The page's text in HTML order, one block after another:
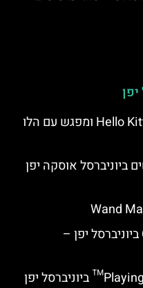
יפן
מתקן Hello Kitty's Ribbon Collection ומפגש עם הלו
ביוניברסל אוסקה יפן
מתקן Cookie Monster Slide ביוניברסל יפן –